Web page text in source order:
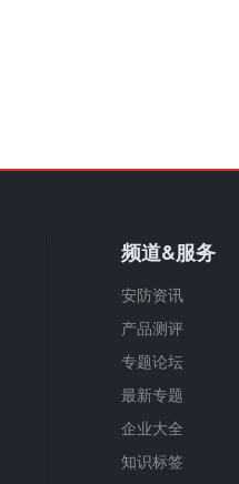
频道&服务
安防资讯
产品测评
专题论坛
最新专题
企业大全
知识标签